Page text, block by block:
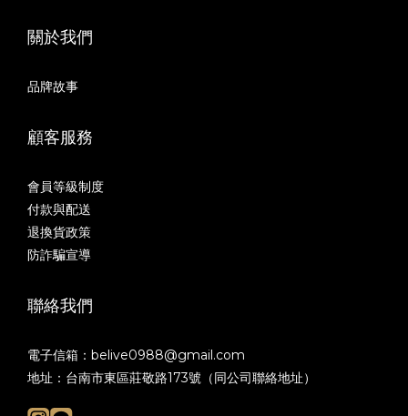
關於我們
品牌故事
顧客服務
會員等級制度
付款與配送
退換貨政策
防詐騙宣導
聯絡我們
電子信箱：belive0988@gmail.com
地址：台南市東區莊敬路173號（同公司聯絡地址）